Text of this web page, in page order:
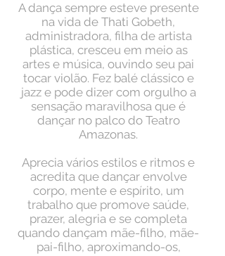
A dança sempre esteve presente
na vida de Thati Gobeth,
administradora, filha de artista
plástica, cresceu em meio as
artes e música, ouvindo seu pai
tocar violão. Fez balé clássico e
jazz e pode dizer com orgulho a
sensação maravilhosa que é
dançar no palco do Teatro
Amazonas.
Aprecia vários estilos e ritmos e
acredita que dançar envolve
corpo, mente e espírito, um
trabalho que promove saúde,
prazer, alegria e se completa
quando dançam mãe-filho, mãe-
pai-filho, aproximando-os,